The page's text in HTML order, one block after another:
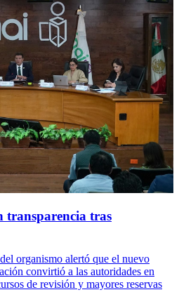
transparencia tras
organismo alertó que el nuevo
convirtió a las autoridades en
de revisión y mayores reservas